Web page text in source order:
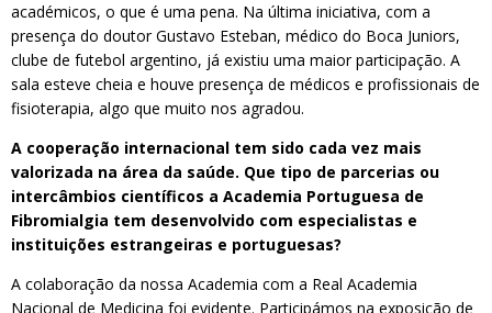
académicos, o que é uma pena. Na última iniciativa, com a
presença do doutor Gustavo Esteban, médico do Boca Juniors,
clube de futebol argentino, já existiu uma maior participação. A
sala esteve cheia e houve presença de médicos e profissionais de
fisioterapia, algo que muito nos agradou.
A cooperação internacional tem sido cada vez mais
valorizada na área da saúde. Que tipo de parcerias ou
intercâmbios científicos a Academia Portuguesa de
Fibromialgia tem desenvolvido com especialistas e
instituições estrangeiras e portuguesas?
A colaboração da nossa Academia com a Real Academia
Nacional de Medicina foi evidente. Participámos na exposição de